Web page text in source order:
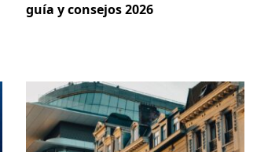
guía y consejos 2026